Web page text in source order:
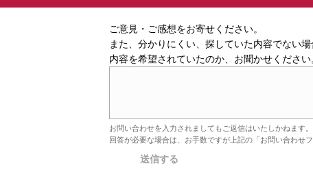
ご意見・ご感想をお寄せください。
また、分かりにくい、探していた内容でない
内容を希望されていたのか、お聞かせください
お問い合わせを入力されましてもご返信はいたしかねます。
回答が必要な場合は、お手数ですが上記の「お問い合わせ